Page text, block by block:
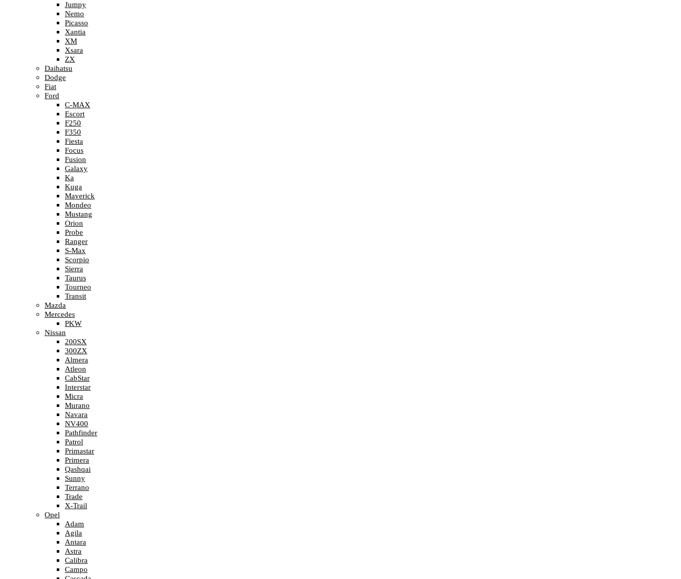
Jumpy
Nemo
Picasso
Xantia
XM
Xsara
ZX
Daihatsu
Dodge
Fiat
Ford
C-MAX
Escort
F250
F350
Fiesta
Focus
Fusion
Galaxy
Ka
Kuga
Maverick
Mondeo
Mustang
Orion
Probe
Ranger
S-Max
Scorpio
Sierra
Taurus
Tourneo
Transit
Mazda
Mercedes
PKW
Nissan
200SX
300ZX
Almera
Atleon
CabStar
Interstar
Micra
Murano
Navara
NV400
Pathfinder
Patrol
Primastar
Primera
Qashqai
Sunny
Terrano
Trade
X-Trail
Opel
Adam
Agila
Antara
Astra
Calibra
Campo